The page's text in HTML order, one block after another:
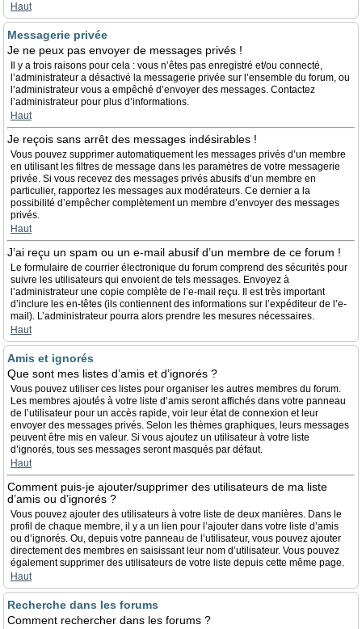
Haut
Messagerie privée
Je ne peux pas envoyer de messages privés !
Il y a trois raisons pour cela : vous n’êtes pas enregistré et/ou connecté,
l’administrateur a désactivé la messagerie privée sur l’ensemble du forum, ou
l’administrateur vous a empêché d’envoyer des messages. Contactez
l’administrateur pour plus d’informations.
Haut
Je reçois sans arrêt des messages indésirables !
Vous pouvez supprimer automatiquement les messages privés d’un membre
en utilisant les filtres de message dans les paramètres de votre messagerie
privée. Si vous recevez des messages privés abusifs d’un membre en
particulier, rapportez les messages aux modérateurs. Ce dernier a la
possibilité d’empêcher complètement un membre d’envoyer des messages
privés.
Haut
J’ai reçu un spam ou un e-mail abusif d’un membre de ce forum !
Le formulaire de courrier électronique du forum comprend des sécurités pour
suivre les utilisateurs qui envoient de tels messages. Envoyez à
l’administrateur une copie complète de l’e-mail reçu. Il est très important
d’inclure les en-têtes (ils contiennent des informations sur l’expéditeur de l’e-
mail). L’administrateur pourra alors prendre les mesures nécessaires.
Haut
Amis et ignorés
Que sont mes listes d’amis et d’ignorés ?
Vous pouvez utiliser ces listes pour organiser les autres membres du forum.
Les membres ajoutés à votre liste d’amis seront affichés dans votre panneau
de l’utilisateur pour un accès rapide, voir leur état de connexion et leur
envoyer des messages privés. Selon les thèmes graphiques, leurs messages
peuvent être mis en valeur. Si vous ajoutez un utilisateur à votre liste
d’ignorés, tous ses messages seront masqués par défaut.
Haut
Comment puis-je ajouter/supprimer des utilisateurs de ma liste
d’amis ou d’ignorés ?
Vous pouvez ajouter des utilisateurs à votre liste de deux manières. Dans le
profil de chaque membre, il y a un lien pour l’ajouter dans votre liste d’amis
ou d’ignorés. Ou, depuis votre panneau de l’utilisateur, vous pouvez ajouter
directement des membres en saisissant leur nom d’utilisateur. Vous pouvez
également supprimer des utilisateurs de votre liste depuis cette même page.
Haut
Recherche dans les forums
Comment rechercher dans les forums ?